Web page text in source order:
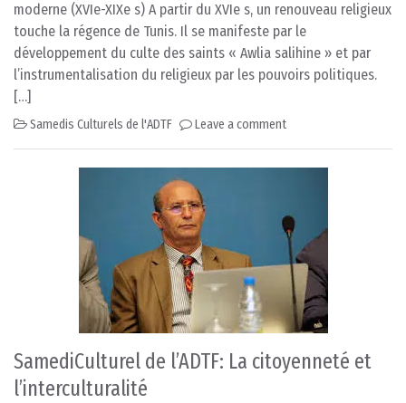
moderne (XVIe-XIXe s) A partir du XVIe s, un renouveau religieux
touche la régence de Tunis. Il se manifeste par le
développement du culte des saints « Awlia salihine » et par
l’instrumentalisation du religieux par les pouvoirs politiques.
[…]
Samedis Culturels de l'ADTF Leave a comment
SamediCulturel de l’ADTF: La citoyenneté et
l’interculturalité